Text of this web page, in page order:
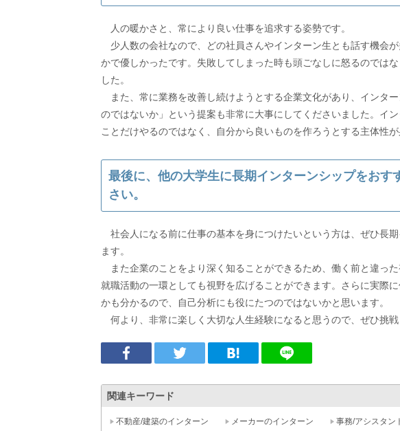
人の暖かさと、常により良い仕事を追求する姿勢です。
少人数の会社なので、どの社員さんやインターン生とも話す機会
かで優しかったです。失敗してしまった時も頭ごなしに怒るのでは
した。
また、常に業務を改善し続けようとする企業文化があり、インタ
のではないか」という提案も非常に大事にしてくださいました。イ
ことだけやるのではなく、自分から良いものを作ろうとする主体性
最後に、他の大学生に長期インターンシップをおす
さい。
社会人になる前に仕事の基本を身につけたいという方は、ぜひ長
ます。
また企業のことをより深く知ることができるため、働く前と違った
就職活動の一環としても視野を広げることができます。さらに実際
かも分かるので、自己分析にも役にたつのではないかと思います。
何より、非常に楽しく大切な人生経験になると思うので、ぜひ挑戦
関連キーワード
不動産/建築のインターン メーカーのインターン 事務/アシスタン